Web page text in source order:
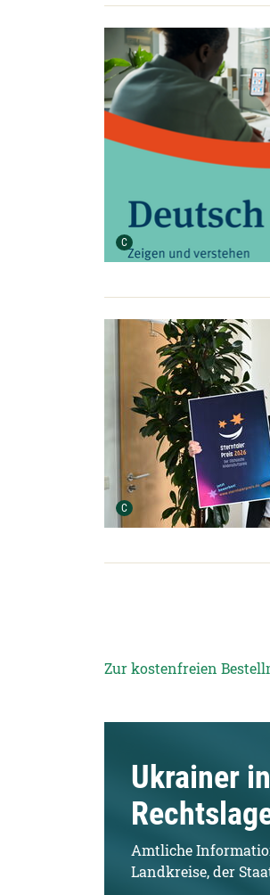
Bildergalerie öffnen:
C
Bildergalerie öffnen:
C Urheber der Grafik:
Zur kostenfreien
Ukrainer
Amtliche
Landkreise, der